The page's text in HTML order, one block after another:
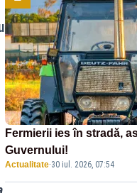
Fermierii ies în stradă,
Guvernului!
Actualitate·30 iul. 2026, 07:54